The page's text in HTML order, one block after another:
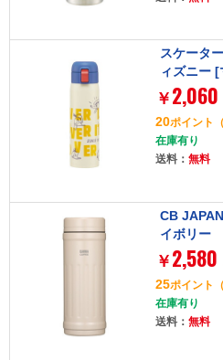
スケータ
ィズニー
ステンレ
￥ 2,060
20ポイント （
在庫有り
送料： 無料
CB
イボリー
￥ 2,580
25ポイント （
在庫有り
送料： 無料